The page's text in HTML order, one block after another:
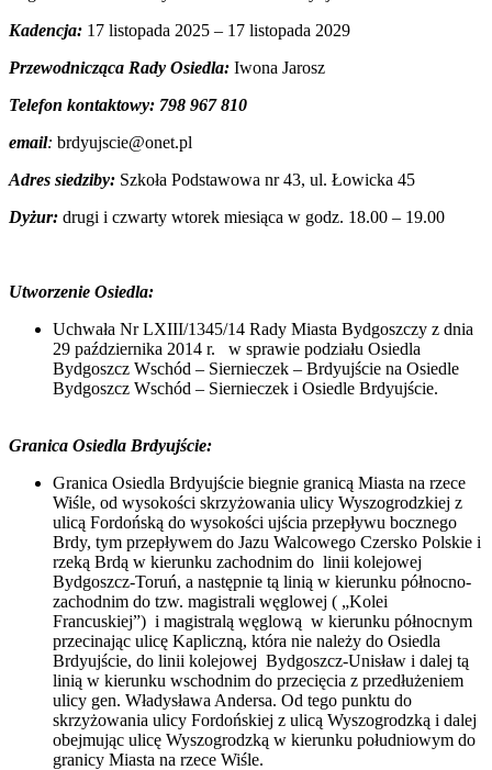
Kadencja: 17 listopada 2025 – 17 listopada 2029
Przewodnicząca Rady Osiedla: Iwona Jarosz
Telefon kontaktowy: 798 967 810
email: brdyujscie@onet.pl
Adres siedziby: Szkoła Podstawowa nr 43, ul. Łowicka 45
Dyżur: drugi i czwarty wtorek miesiąca w godz. 18.00 – 19.00
Utworzenie Osiedla:
Uchwała Nr LXIII/1345/14 Rady Miasta Bydgoszczy z dnia
29 października 2014 r. w sprawie podziału Osiedla
Bydgoszcz Wschód – Siernieczek – Brdyujście na Osiedle
Bydgoszcz Wschód – Siernieczek i Osiedle Brdyujście.
Granica Osiedla Brdyujście:
Granica Osiedla Brdyujście biegnie granicą Miasta na rzece
Wiśle, od wysokości skrzyżowania ulicy Wyszogrodzkiej z
ulicą Fordońską do wysokości ujścia przepływu bocznego
Brdy, tym przepływem do Jazu Walcowego Czersko Polskie i
rzeką Brdą w kierunku zachodnim do linii kolejowej
Bydgoszcz-Toruń, a następnie tą linią w kierunku północno-
zachodnim do tzw. magistrali węglowej ( „Kolei
Francuskiej”) i magistralą węglową w kierunku północnym
przecinając ulicę Kapliczną, która nie należy do Osiedla
Brdyujście, do linii kolejowej Bydgoszcz-Unisław i dalej tą
linią w kierunku wschodnim do przecięcia z przedłużeniem
ulicy gen. Władysława Andersa. Od tego punktu do
skrzyżowania ulicy Fordońskiej z ulicą Wyszogrodzką i dalej
obejmując ulicę Wyszogrodzką w kierunku południowym do
granicy Miasta na rzece Wiśle.